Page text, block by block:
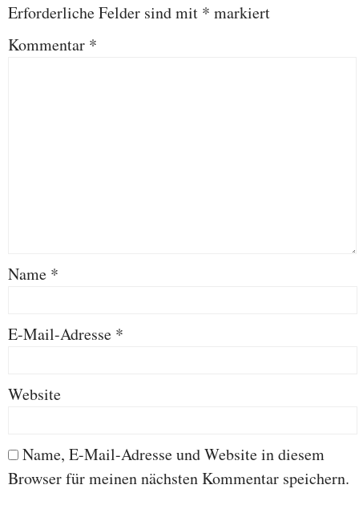
Erforderliche Felder sind mit * markiert
Kommentar *
Name *
E-Mail-Adresse *
Website
Name, E-Mail-Adresse und Website in diesem
Browser für meinen nächsten Kommentar speichern.